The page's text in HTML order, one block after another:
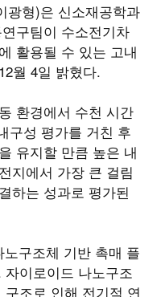
광형)은 신소재공학과
구팀이 수소전기차
활용될 수 있는 고내
월 4일 밝혔다.
환경에서 수천 시간
구성 평가를 거친 후
유지할 만큼 높은 내
지에서 가장 큰 걸림
하는 성과로 평가된
노구조체 기반 촉매 플
자이로이드 나노구조
조로 인해 전기적 연